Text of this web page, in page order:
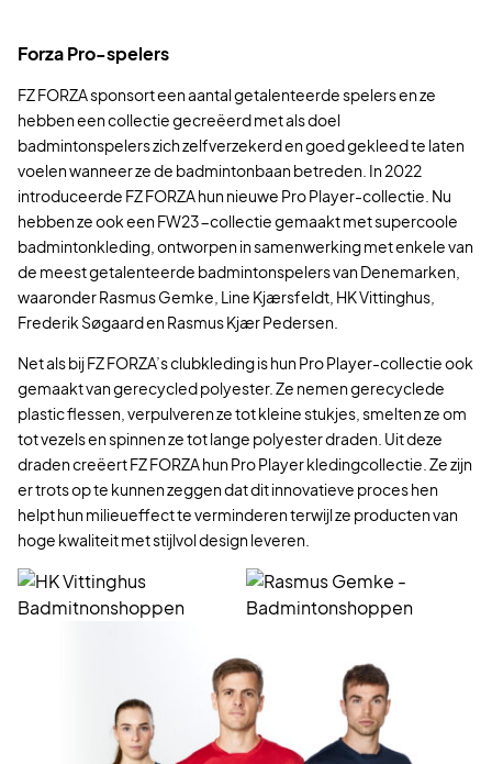
Forza Pro-spelers
FZ FORZA sponsort een aantal getalenteerde spelers en ze
hebben een collectie gecreëerd met als doel
badmintonspelers zich zelfverzekerd en goed gekleed te laten
voelen wanneer ze de badmintonbaan betreden. In 2022
introduceerde FZ FORZA hun nieuwe Pro Player-collectie. Nu
hebben ze ook een FW23-collectie gemaakt met supercoole
badmintonkleding, ontworpen in samenwerking met enkele van
de meest getalenteerde badmintonspelers van Denemarken,
waaronder Rasmus Gemke, Line Kjærsfeldt, HK Vittinghus,
Frederik Søgaard en Rasmus Kjær Pedersen.
Net als bij FZ FORZA’s clubkleding is hun Pro Player-collectie ook
gemaakt van gerecycled polyester. Ze nemen gerecyclede
plastic flessen, verpulveren ze tot kleine stukjes, smelten ze om
tot vezels en spinnen ze tot lange polyester draden. Uit deze
draden creëert FZ FORZA hun Pro Player kledingcollectie. Ze zijn
er trots op te kunnen zeggen dat dit innovatieve proces hen
helpt hun milieueffect te verminderen terwijl ze producten van
hoge kwaliteit met stijlvol design leveren.